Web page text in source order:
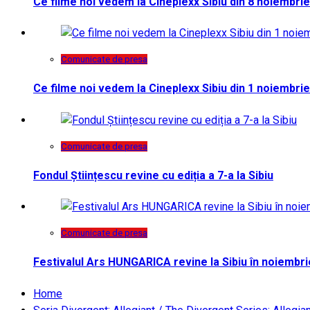
Comunicate de presa
Ce filme noi vedem la Cineplexx Sibiu din 1 noiembrie
Comunicate de presa
Fondul Științescu revine cu ediția a 7-a la Sibiu
Comunicate de presa
Festivalul Ars HUNGARICA revine la Sibiu în
Home